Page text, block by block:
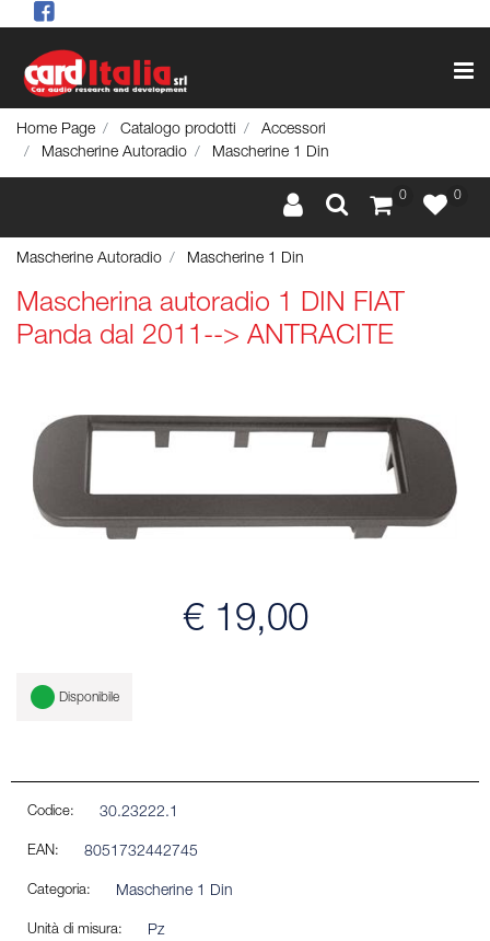
Home Page Catalogo prodotti
Accessori
Mascherine Autoradio
Mascherine 1 Din
0 0
Mascherine Autoradio Mascherine 1 Din
Mascherina autoradio 1 DIN FIAT
Panda dal 2011--> ANTRACITE
€ 19,00
Disponibile
Codice: 30.23222.1
EAN: 8051732442745
Categoria: Mascherine 1 Din
Unità di misura: Pz